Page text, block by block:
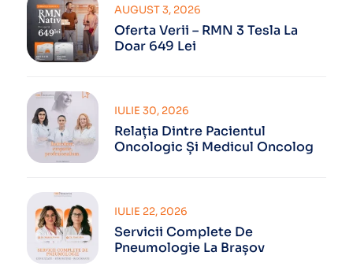
Oferta Verii – RMN 3 Tesla La
Doar 649 Lei
AUGUST 3, 2026
Relația Dintre Pacientul
Oncologic Și Medicul Oncolog
IULIE 30, 2026
Servicii Complete De
Pneumologie La Brașov
IULIE 22, 2026